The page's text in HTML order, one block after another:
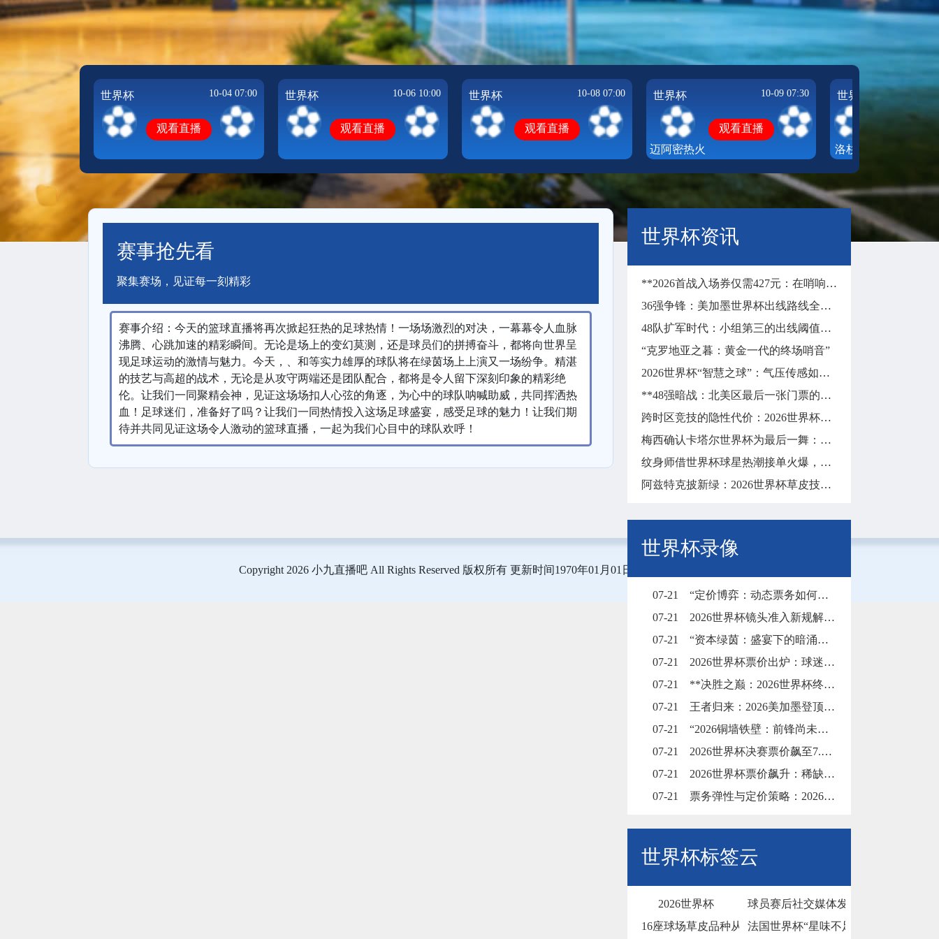
世界杯 10-04 07:00
观看直播
世界杯 10-06 10:00
观看直播
世界杯 10-08 07:00
观看直播
世界杯 10-09 07:30
迈阿密热火
观看直播
世界杯
洛杉矶
湖人
赛事抢先看
聚集赛场，见证每一刻精彩
赛事介绍：今天的篮球直播将再次掀起狂热的足球热情！一场场激烈的对决，一幕幕令人血脉
沸腾、心跳加速的精彩瞬间。无论是场上的变幻莫测，还是球员们的拼搏奋斗，都将向世界呈
现足球运动的激情与魅力。今天，、和等实力雄厚的球队将在绿茵场上上演又一场纷争。精湛
的技艺与高超的战术，无论是从攻守两端还是团队配合，都将是令人留下深刻印象的精彩绝
伦。让我们一同聚精会神，见证这场场扣人心弦的角逐，为心中的球队呐喊助威，共同挥洒热
血！足球迷们，准备好了吗？让我们一同热情投入这场足球盛宴，感受足球的魅力！让我们期
待并共同见证这场令人激动的篮球直播，一起为我们心目中的球队欢呼！
世界杯资讯
**2026首战入场券仅需427元：在哨响前，让沉默彻底失声**
36强争锋：美加墨世界杯出线路线全景解构
48队扩军时代：小组第三的出线阈值与突围逻辑
“克罗地亚之暮：黄金一代的终场哨音”
2026世界杯“智慧之球”：气压传感如何实时校准远射飞行轨迹
**48强暗战：北美区最后一张门票的隐秘角力**
跨时区竞技的隐性代价：2026世界杯墨西哥城至纽约长途飞行对球员昼夜节律与竞技状态的冲击分析
梅西确认卡塔尔世界杯为最后一舞：一代球王的终局之战
纹身师借世界杯球星热潮接单火爆，预约已排至明年
阿兹特克披新绿：2026世界杯草皮技术升级前瞻
世界杯录像
07-21
“定价博弈：动态票务如何改写2026世界杯财富格局”
07-21
2026世界杯镜头准入新规解析：拍摄权限调整与现场执行要点
07-21
“资本绿茵：盛宴下的暗涌与裂缝”
07-21
2026世界杯票价出炉：球迷的钱包被迫“踢满全场”
07-21
**决胜之巅：2026世界杯终极一击，绝杀封王**
07-21
王者归来：2026美加墨登顶，再铸永恒传奇
07-21
“2026铜墙铁壁：前锋尚未踏入禁区，梦想已碎在防线之外”
07-21
2026世界杯决赛票价飙至7.5万美元，天价门票创下历史纪录
07-21
2026世界杯票价飙升：稀缺博弈、资本暗战与全球体育消费版图的结构性重塑
07-21
票务弹性与定价策略：2026世界杯门票市场的溢价平衡机制
世界杯标签云
2026世界杯
球员赛后社交媒体发长文告别球迷
16座球场草皮品种从百慕大到黑麦草的过渡
法国世界杯“星味不足”？除姆巴佩外
Copyright 2026 小九直播吧 All Rights Reserved 版权所有 更新时间1970年01月01日08时00分00秒